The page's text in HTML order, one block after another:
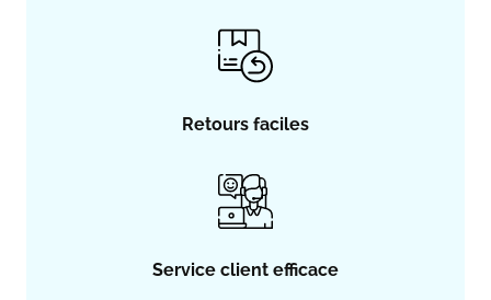
Retours faciles
Service client efficace